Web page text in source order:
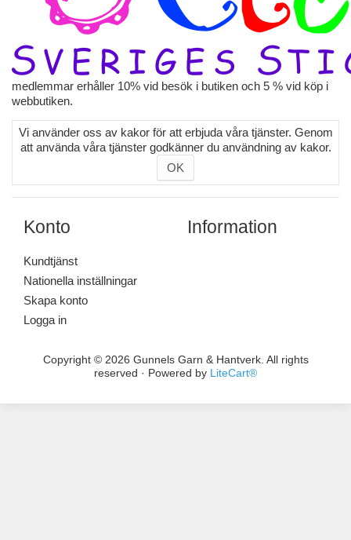
medlemmar erhåller 10% vid besök i butiken och 5 % vid köp i
webbutiken.
Vi använder oss av kakor för att erbjuda våra tjänster. Genom
att använda våra tjänster godkänner du användning av kakor.
OK
Konto
Kundtjänst
Nationella inställningar
Skapa konto
Logga in
Information
Copyright © 2026 Gunnels Garn & Hantverk. All rights
reserved · Powered by LiteCart®